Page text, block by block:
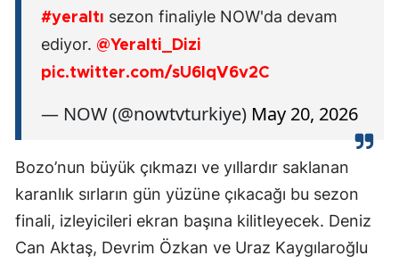
#yeraltı sezon finaliyle NOW'da devam
ediyor. @Yeralti_Dizi
pic.twitter.com/sU6lqV6v2C
— NOW (@nowtvturkiye) May 20, 2026
Bozo’nun büyük çıkmazı ve yıllardır saklanan
karanlık sırların gün yüzüne çıkacağı bu sezon
finali, izleyicileri ekran başına kilitleyecek. Deniz
Can Aktaş, Devrim Özkan ve Uraz Kaygılaroğlu